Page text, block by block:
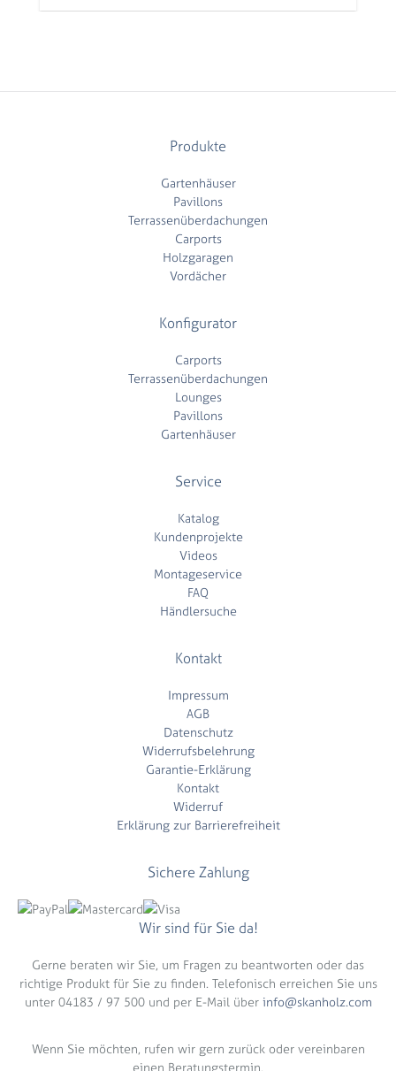
Produkte
Gartenhäuser
Pavillons
Terrassenüberdachungen
Carports
Holzgaragen
Vordächer
Konfigurator
Carports
Terrassenüberdachungen
Lounges
Pavillons
Gartenhäuser
Service
Katalog
Kundenprojekte
Videos
Montageservice
FAQ
Händlersuche
Kontakt
Impressum
AGB
Datenschutz
Widerrufsbelehrung
Garantie-Erklärung
Kontakt
Widerruf
Erklärung zur Barrierefreiheit
Sichere Zahlung
Wir sind für Sie da!
Gerne beraten wir Sie, um Fragen zu beantworten oder das
richtige Produkt für Sie zu finden. Telefonisch erreichen Sie uns
unter 04183 / 97 500 und per E-Mail über info@skanholz.com
Wenn Sie möchten, rufen wir gern zurück oder vereinbaren
einen Beratungstermin.